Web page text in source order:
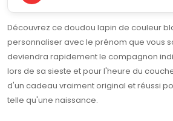
Découvrez ce doudou lapin de couleur
personnaliser avec le prénom que vous
deviendra rapidement le compagnon
lors de sa sieste et pour l'heure du
d'un cadeau vraiment original et réussi
telle qu'une naissance.